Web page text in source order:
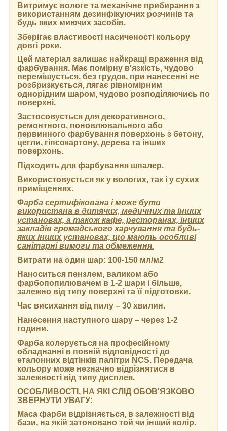
Витримує вологе та механічне прибирання з
використанням дезинфікуючих розчинів та
будь яких миючих засобів.
Зберігає властивості насиченості кольору
довгі роки.
Цей матеріал залишає найкращі враження від
фарбування. Має помірну в'язкість, чудово
перемішується, без грудок, при нанесенні не
розбризкується, лягає рівномірним
однорідним шаром, чудово розподіляючись по
поверхні.
Застосовується для декоративного,
ремонтного, поновлювального або
первинного фарбування поверхонь з бетону,
цегли, гіпсокартону, дерева та інших
поверхонь.
Підходить для фарбування шпалер.
Використовується як у вологих, так і у сухих
приміщеннях.
Фарба сертифікована і може бути
використана в дитячих, медичних та інших
установах, а також кафе, ресторанах, інших
закладів громадського харчування та будь-
яких інших установах, що мають особливі
санітарні вимоги та обмеження.
Витрати на один шар: 100-150 мл/м2
Наноситься пензлем, валиком або
фарбопопилювачем в 1-2 шари і більше,
залежно від типу поверхні та її підготовки.
Час висихання від пилу – 30 хвилин.
Нанесення наступного шару – через 1-2
години.
Фарба колерується на професійному
обладнанні в повній відповідності до
еталонних відтінків палітри NCS. Передача
кольору може незначно відрізнятися в
залежності від типу дисплея.
ОСОБЛИВОСТІ, НА ЯКІ СЛІД ОБОВ'ЯЗКОВО
ЗВЕРНУТИ УВАГУ:
Маса фарби відрізняється, в залежності від
бази, на якій затоновано той чи інший колір.